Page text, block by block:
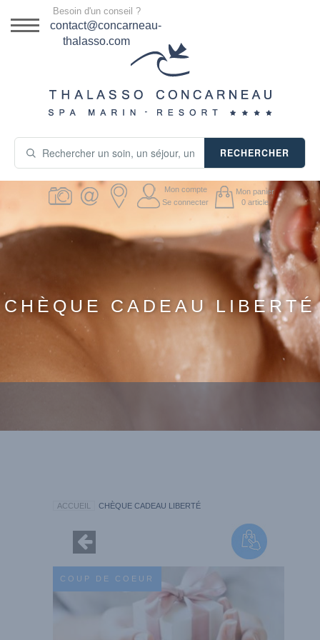
DESTINATION
SÉJOURS THALASSO
PRODUITS COSMÉTIQUES
GUIDE CADEAUX
Besoin d'un conseil ?
contact@concarneau-
thalasso.com
RECHERCHER
Mon compte
Se connecter
Mon panier
0 article
CHÈQUE CADEAU LIBERTÉ
ACCUEIL CHÈQUE CADEAU LIBERTÉ
COUP DE COEUR